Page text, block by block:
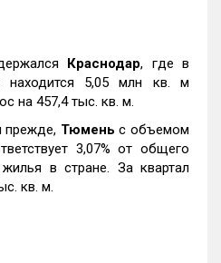
Краснодар, где в
находится 5,05 млн кв. м
на 457,4 тыс. кв. м.
прежде, Тюмень с объемом
3,07% от общего
в стране. За квартал
кв. м.